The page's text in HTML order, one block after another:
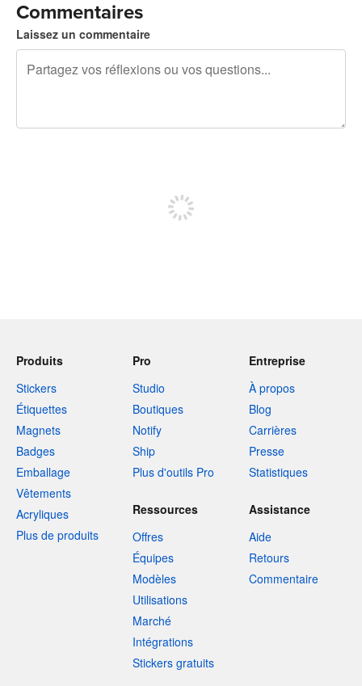
Commentaires
Laissez un commentaire
Produits
Stickers
Étiquettes
Magnets
Badges
Emballage
Vêtements
Acryliques
Plus de produits
Pro
Studio
Boutiques
Notify
Ship
Plus d'outils Pro
Entreprise
À propos
Blog
Carrières
Presse
Statistiques
Ressources
Offres
Équipes
Modèles
Utilisations
Marché
Intégrations
Stickers gratuits
Assistance
Aide
Retours
Commentaire